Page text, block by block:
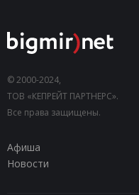
© 2000-2024,
ТОВ «КЕПРЕЙТ ПАРТНЕРС».
Все права защищены.
Афиша
Новости